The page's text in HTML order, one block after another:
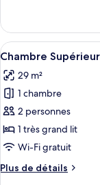
très
grand
lit
(Superior
King)
le
type
de
Chambre
Supérieure,
très
grand
lit
(Superior
King)
Afficher
toutes
les
photos
pour
ce
type
chambre :
6
Chambre
29 m²
1 chambre
2 personnes
1 très grand lit
Wi-Fi gratuit
Plus de détails
Plus